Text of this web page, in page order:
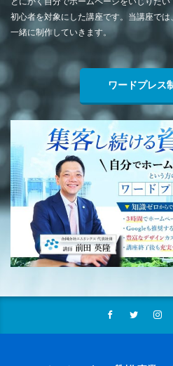
初心者を対象にした講座です。当講座で
一緒に制作していきます。
ワードプレス